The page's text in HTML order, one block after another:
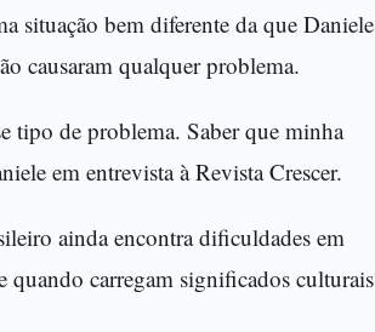
situação bem diferente da que Daniele
causaram qualquer problema.
tipo de problema. Saber que minha
em entrevista à Revista Crescer.
ainda encontra dificuldades em
carregam significados culturais